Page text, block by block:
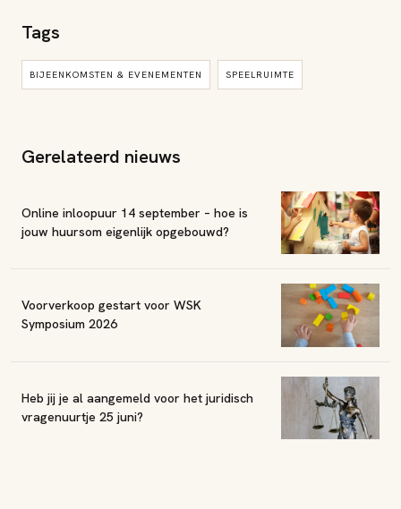
Tags
BIJEENKOMSTEN & EVENEMENTEN SPEELRUIMTE
Gerelateerd nieuws
Online inloopuur 14 september – hoe is
jouw huursom eigenlijk opgebouwd?
Voorverkoop gestart voor WSK
Symposium 2026
Heb jij je al aangemeld voor het juridisch
vragenuurtje 25 juni?